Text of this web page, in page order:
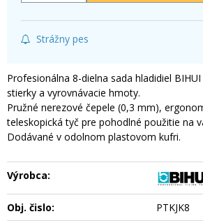
Strážny pes
Profesionálna 8-dielna sada hladidiel
stierky a vyrovnávacie hmoty.
Pružné nerezové čepele (0,3 mm),
teleskopická tyč pre pohodlné použitie na
Dodávané v odolnom plastovom kufri.
Výrobca:
Obj. čislo:
PTKJK8